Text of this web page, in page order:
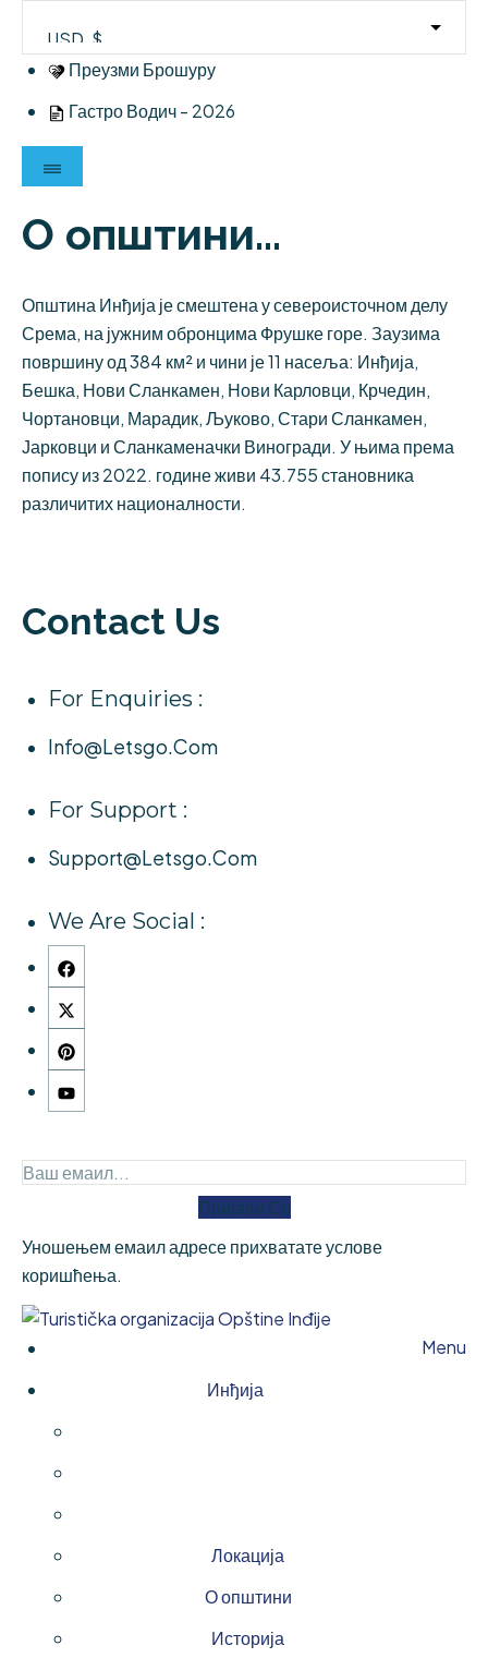
contentПреузми Брошуру
Гастро Водич - 2026
О општини...
Општина Инђија је смештена у североисточном делу
Срема, на јужним обронцима Фрушке горе. Заузима
површину од 384 км² и чини је 11 насеља: Инђија,
Бешка, Нови Сланкамен, Нови Карловци, Крчедин,
Чортановци, Марадик, Љуково, Стари Сланкамен,
Јарковци и Сланкаменачки Виногради. У њима према
попису из 2022. године живи 43.755 становника
различитих националности.
Contact Us
For Enquiries :
Info@letsgo.com
For Support :
Support@letsgo.com
We Are Social :
Пријави Се
Уношењем емаил адресе прихватате услове
коришћења.
Инђија
Локација
О општини
Историја
Menu